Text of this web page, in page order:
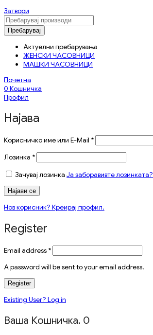
Затвори
Пребарувај
Актуелни пребарувања
ЖЕНСКИ ЧАСОВНИЦИ
МАШКИ ЧАСОВНИЦИ
Почетна
0 Кошничка
Профил
Најава
Корисничко име или E-Mail *
Лозинка *
Зачувај лозинка Ја заборавивте лозинката?
Најави се
Нов корисник? Креирај профил.
Register
Email address *
A password will be sent to your email address.
Register
Existing User? Log in
Ваша Кошничка. 0